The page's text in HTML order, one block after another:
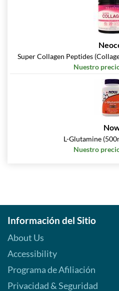
Super Collagen Peptides
Nuestro
L-Glutamine
Nuestro
Información del Sitio
About Us
Accessibility
Programa de Afiliación
Privacidad & Seguridad